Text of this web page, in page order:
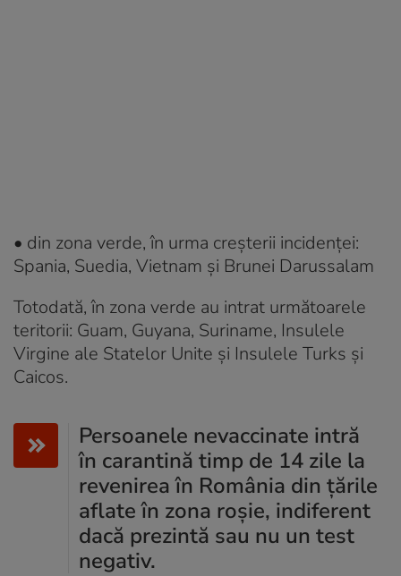
• din zona verde, în urma creșterii incidenței:
Spania, Suedia, Vietnam și Brunei Darussalam
Totodată, în zona verde au intrat următoarele
teritorii: Guam, Guyana, Suriname, Insulele
Virgine ale Statelor Unite și Insulele Turks și
Caicos.
Persoanele nevaccinate intră
în carantină timp de 14 zile la
revenirea în România din țările
aflate în zona roșie, indiferent
dacă prezintă sau nu un test
negativ.